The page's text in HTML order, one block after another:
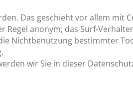
Das geschieht vor allem mit
anonym; das Surf-
Nichtbenutzung bestimmter
wir Sie in dieser